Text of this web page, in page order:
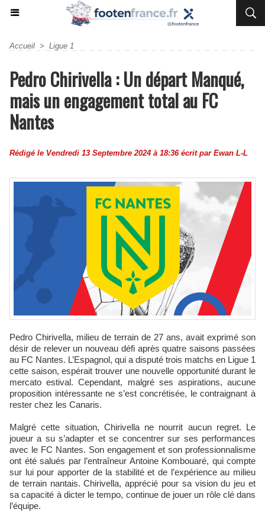
Accueil > Ligue 1
Pedro Chirivella : Un départ Manqué,
mais un engagement total au FC
Nantes
Rédigé le Vendredi 13 Septembre 2024 à 18:36 écrit par Ewan L-L
Pedro Chirivella, milieu de terrain de 27 ans, avait exprimé son
désir de relever un nouveau défi après quatre saisons passées
au FC Nantes. L’Espagnol, qui a disputé trois matchs en Ligue 1
cette saison, espérait trouver une nouvelle opportunité durant le
mercato estival. Cependant, malgré ses aspirations, aucune
proposition intéressante ne s’est concrétisée, le contraignant à
rester chez les Canaris.
Malgré cette situation, Chirivella ne nourrit aucun regret. Le
joueur a su s’adapter et se concentrer sur ses performances
avec le FC Nantes. Son engagement et son professionnalisme
ont été salués par l’entraîneur Antoine Kombouaré, qui compte
sur lui pour apporter de la stabilité et de l’expérience au milieu
de terrain nantais. Chirivella, apprécié pour sa vision du jeu et
sa capacité à dicter le tempo, continue de jouer un rôle clé dans
l’équipe.